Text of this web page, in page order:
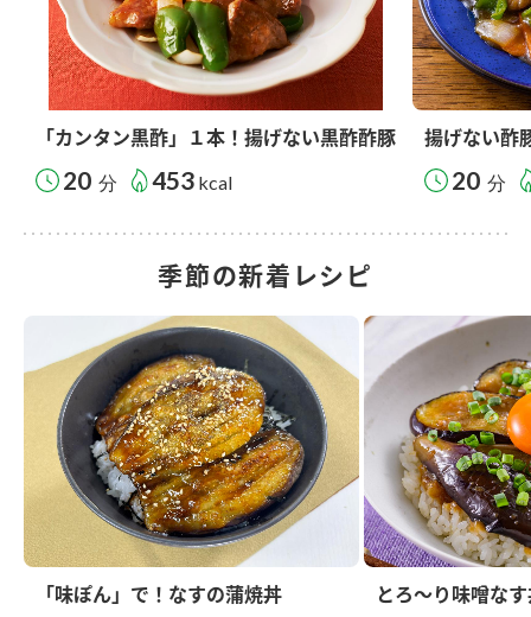
「カンタン黒酢」１本！揚げない黒酢酢豚
20 分 453 kcal
揚げない酢
20 分
季節の新着レシピ
「味ぽん」で！なすの蒲焼丼 とろ～り味噌な